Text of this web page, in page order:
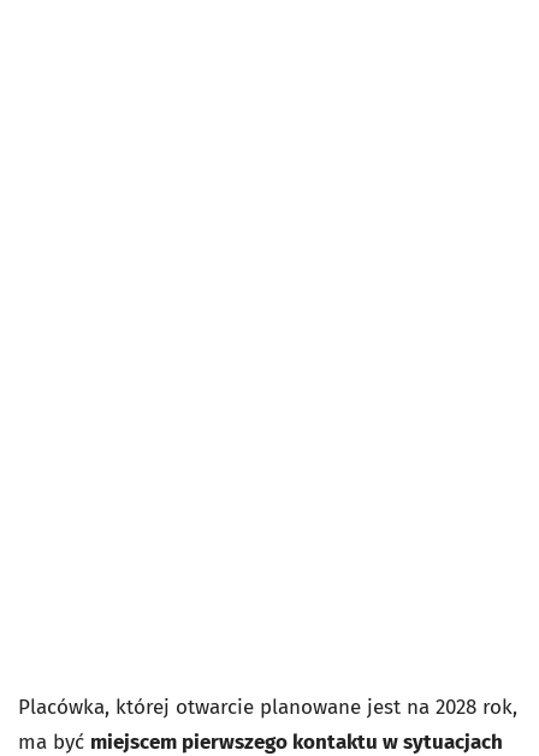
Placówka, której otwarcie planowane jest na 2028 rok,
ma być miejscem pierwszego kontaktu w sytuacjach